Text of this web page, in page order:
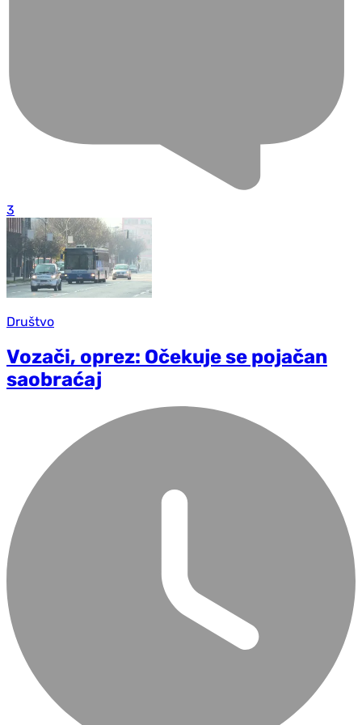
3
Društvo
Vozači, oprez: Očekuje se pojačan
saobraćaj